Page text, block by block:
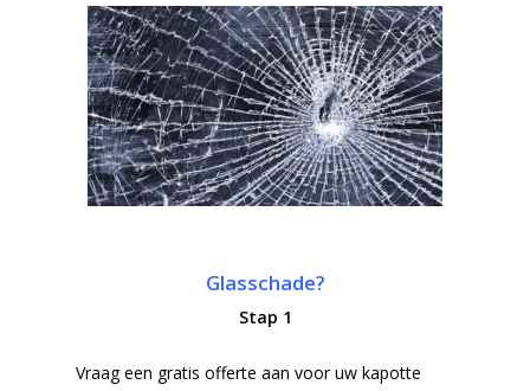
Glasschade?
Stap 1
Vraag een gratis offerte aan voor uw kapotte